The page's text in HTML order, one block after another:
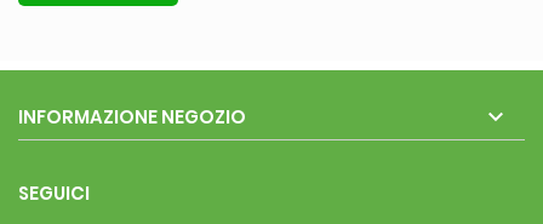
INFORMAZIONE NEGOZIO 
SEGUICI